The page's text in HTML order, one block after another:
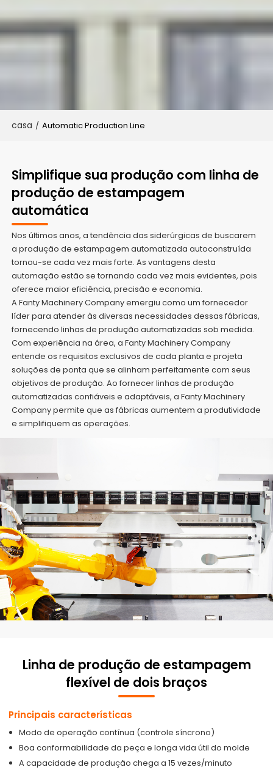
casa / Automatic Production Line
Simplifique sua produção com linha de
produção de estampagem
automática
Nos últimos anos, a tendência das siderúrgicas de buscarem
a produção de estampagem automatizada autoconstruída
tornou-se cada vez mais forte. As vantagens desta
automação estão se tornando cada vez mais evidentes, pois
oferece maior eficiência, precisão e economia.
A Fanty Machinery Company emergiu como um fornecedor
líder para atender às diversas necessidades dessas fábricas,
fornecendo linhas de produção automatizadas sob medida.
Com experiência na área, a Fanty Machinery Company
entende os requisitos exclusivos de cada planta e projeta
soluções de ponta que se alinham perfeitamente com seus
objetivos de produção. Ao fornecer linhas de produção
automatizadas confiáveis e adaptáveis, a Fanty Machinery
Company permite que as fábricas aumentem a produtividade
e simplifiquem as operações.
Linha de produção de estampagem
flexível de dois braços
Principais características
Modo de operação contínua (controle síncrono)
Boa conformabilidade da peça e longa vida útil do molde
A capacidade de produção chega a 15 vezes/minuto